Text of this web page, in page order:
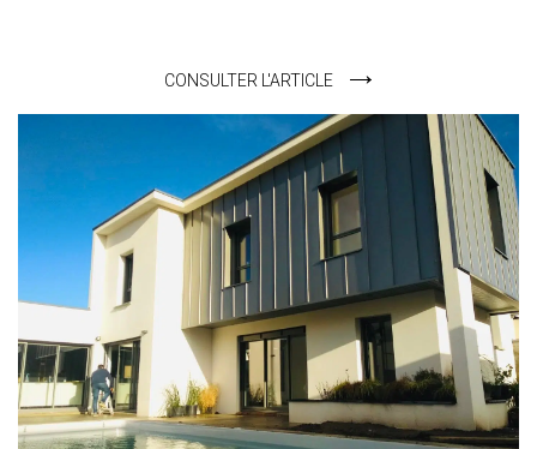
CONSULTER L'ARTICLE